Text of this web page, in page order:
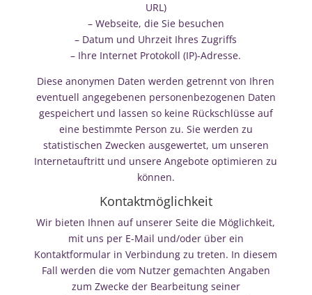
URL)
– Webseite, die Sie besuchen
– Datum und Uhrzeit Ihres Zugriffs
– Ihre Internet Protokoll (IP)-Adresse.
Diese anonymen Daten werden getrennt von Ihren
eventuell angegebenen personenbezogenen Daten
gespeichert und lassen so keine Rückschlüsse auf
eine bestimmte Person zu. Sie werden zu
statistischen Zwecken ausgewertet, um unseren
Internetauftritt und unsere Angebote optimieren zu
können.
Kontaktmöglichkeit
Wir bieten Ihnen auf unserer Seite die Möglichkeit,
mit uns per E-Mail und/oder über ein
Kontaktformular in Verbindung zu treten. In diesem
Fall werden die vom Nutzer gemachten Angaben
zum Zwecke der Bearbeitung seiner